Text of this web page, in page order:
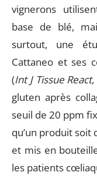
vignerons
base de blé,
surtout, une
Cattaneo et ses
(Int J Tissue React,
gluten après
seuil de 20 ppm
qu’un produit soit
et mis en
les patients